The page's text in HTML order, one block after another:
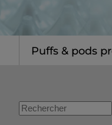
Puffs & pods